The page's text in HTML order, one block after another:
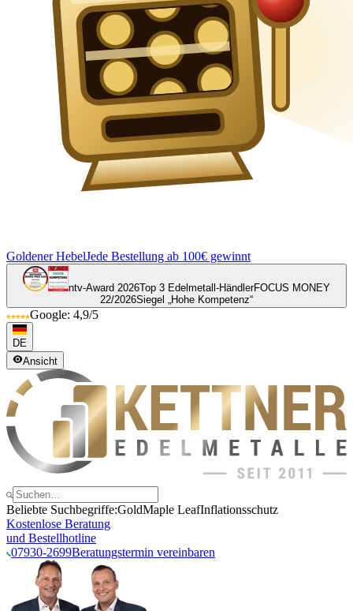
Goldener HebelJede Bestellung ab 100€ gewinnt
ntv-Award 2026Top 3 Edelmetall-HändlerFOCUS MONEY
22/2026Siegel „Hohe Kompetenz“
Google: 4,9/5
DE
Ansicht
Beliebte Suchbegriffe:GoldMaple LeafInflationsschutz
Kostenlose Beratung
und Bestellhotline
07930-2699Beratungstermin vereinbaren